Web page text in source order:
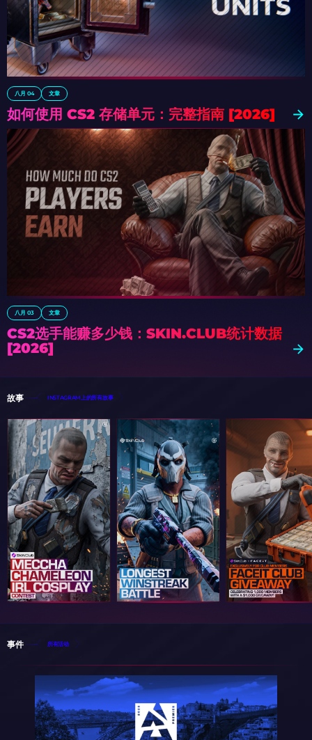
八月 04 文章
如何使用 CS2 存储单元：完整指南 [2026]
八月 03 文章
CS2选手能赚多少钱：SKIN.CLUB统计数据
[2026]
故事 INSTAGRAM上的所有故事
事件 所有活动